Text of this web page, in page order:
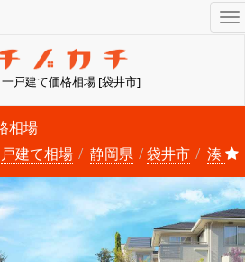
戸建て価格相場 [袋井市]
相場
戸建て相場
静岡県 袋井市 湊